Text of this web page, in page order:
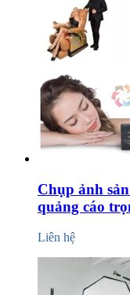
Chụp ảnh
quảng cáo
Liên hệ